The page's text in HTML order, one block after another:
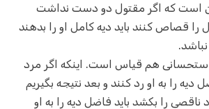
است که اگر مقتول دو دست نداشت
را قصاص کنند باید دیه کامل او را بدهند
هم قیاس است. اینکه اگر مرد
دیه را به او رد کنند و بعد نتیجه بگیریم
را بکشد باید فاضل دیه را به او